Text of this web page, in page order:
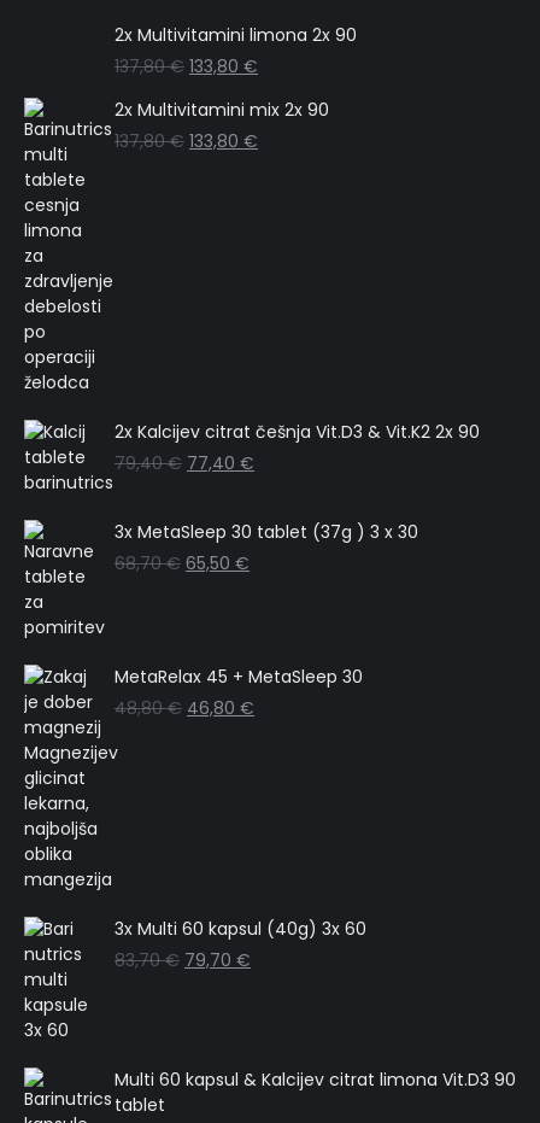
2x Multivitamini limona 2x 90
137,80€ 133,80 €
2x Multivitamini mix 2x 90
137,80€ 133,80 €
2x Kalcijev citrat češnja Vit.D3 & Vit.K2 2x 90
79,40€ 77,40 €
3x MetaSleep 30 tablet (37g ) 3 x 30
68,70€ 65,50 €
MetaRelax 45 + MetaSleep 30
48,80€ 46,80 €
3x Multi 60 kapsul (40g) 3x 60
83,70€ 79,70 €
Multi 60 kapsul & Kalcijev citrat limona Vit.D3 90
tablet